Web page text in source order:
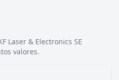
Laser & Electronics SE
valores.